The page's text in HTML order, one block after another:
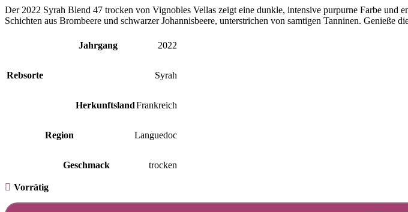
Der 2022 Syrah Blend 47 trocken von Vignobles Vellas zeigt eine dunkle, intensive purpurne Farbe und
Schichten aus Brombeere und schwarzer Johannisbeere, unterstrichen von samtigen Tanninen.
Jahrgang 2022
Rebsorte Syrah
HerkunftslandFrankreich
Region Languedoc
Geschmack trocken
Vorrätig